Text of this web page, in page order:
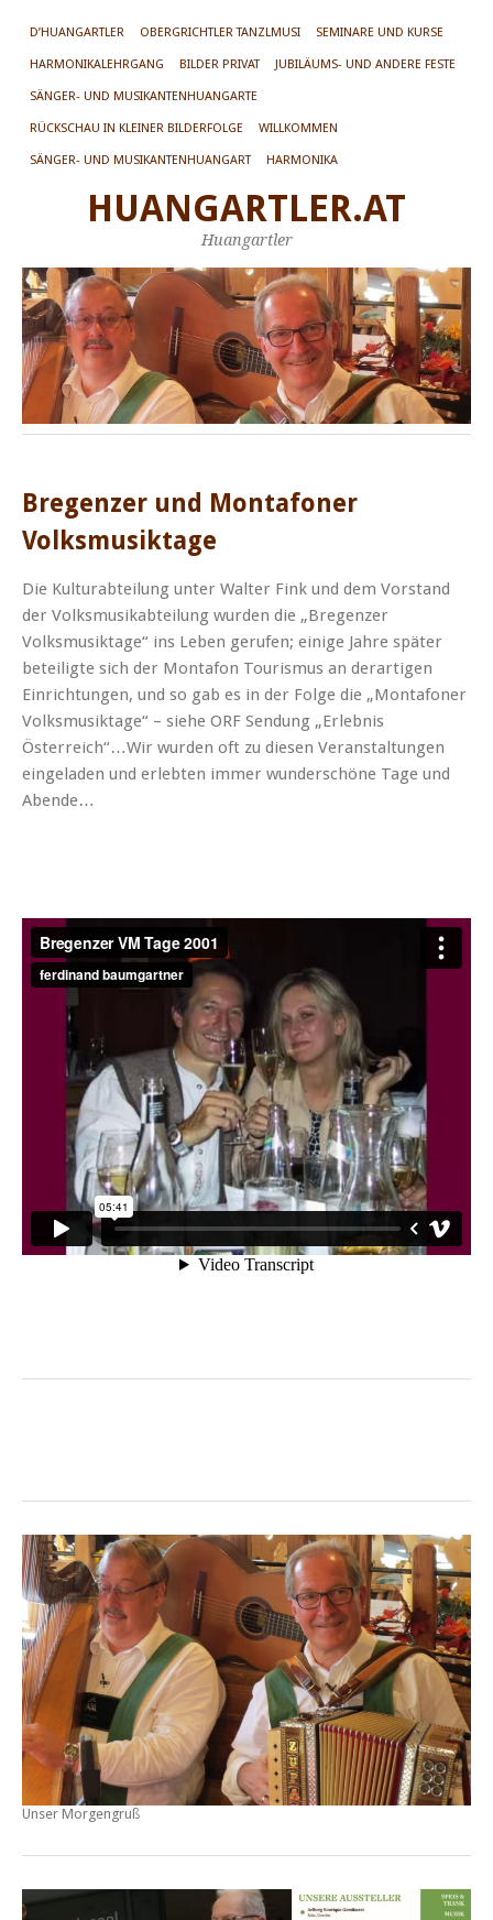
D’HUANGARTLER OBERGRICHTLER TANZLMUSI SEMINARE UND KURSE
HARMONIKALEHRGANG BILDER PRIVAT JUBILÄUMS- UND ANDERE FESTE
SÄNGER- UND MUSIKANTENHUANGARTE
RÜCKSCHAU IN KLEINER BILDERFOLGE WILLKOMMEN
SÄNGER- UND MUSIKANTENHUANGART HARMONIKA
HUANGARTLER.AT
Huangartler
Bregenzer und Montafoner
Volksmusiktage
Die Kulturabteilung unter Walter Fink und dem Vorstand
der Volksmusikabteilung wurden die „Bregenzer
Volksmusiktage“ ins Leben gerufen; einige Jahre später
beteiligte sich der Montafon Tourismus an derartigen
Einrichtungen, und so gab es in der Folge die „Montafoner
Volksmusiktage“ – siehe ORF Sendung „Erlebnis
Österreich“…Wir wurden oft zu diesen Veranstaltungen
eingeladen und erlebten immer wunderschöne Tage und
Abende…
Unser Morgengruß